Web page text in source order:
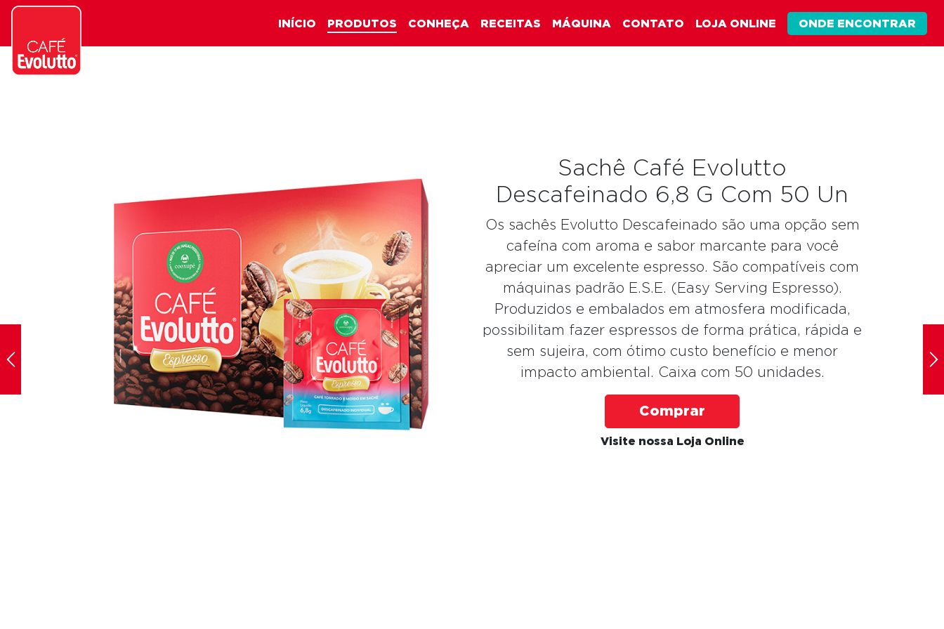
INÍCIO PRODUTOS CONHEÇA RECEITAS MÁQUINA CONTATO LOJA ONLINE ONDE ENCONTRAR
Sachê Café Evolutto
Descafeinado 6,8 G Com 50 Un
Os sachês Evolutto Descafeinado são uma opção sem
cafeína com aroma e sabor marcante para você
apreciar um excelente espresso. São compatíveis com
máquinas padrão E.S.E. (Easy Serving Espresso).
Produzidos e embalados em atmosfera modificada,
possibilitam fazer espressos de forma prática, rápida e
sem sujeira, com ótimo custo benefício e menor
impacto ambiental. Caixa com 50 unidades.
Comprar
Visite nossa Loja Online